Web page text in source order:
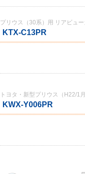
プリウス（30系）用 リアビュ
KTX-C13PR
トヨタ・新型プリウス（H22/1
KWX-Y006PR